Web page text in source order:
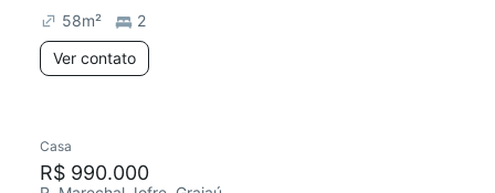
58m²
2
Ver contato
Casa
R$ 990.000